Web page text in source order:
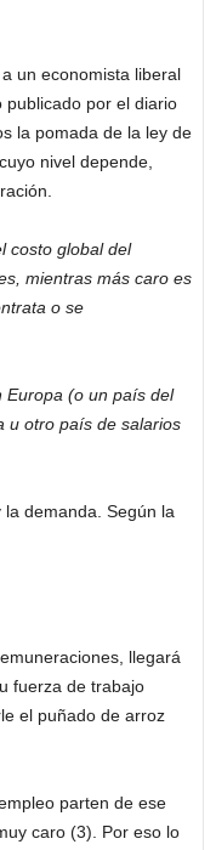
un economista liberal
publicado por el diario
la pomada de la ley de
nivel depende,
costo global del
mientras más caro es
o se
Europa (o un país del
u otro país de salarios
demanda. Según la
llegará
fuerza de trabajo
el puñado de arroz
parten de ese
caro (3). Por eso lo